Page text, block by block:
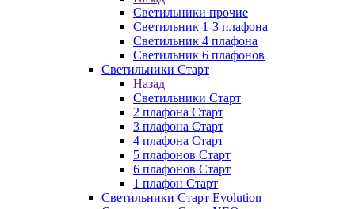
Светильники прочие
Светильник 1-3 плафона
Светильник 4 плафона
Светильник 6 плафонов
Светильники Старт
Назад
Светильники Старт
2 плафона Старт
3 плафона Старт
4 плафона Старт
5 плафонов Старт
6 плафонов Старт
1 плафон Старт
Светильники Старт Evolution